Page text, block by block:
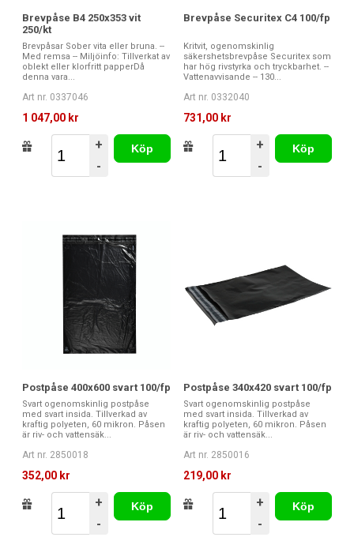
Brevpåse B4 250x353 vit
250/kt
Brevpåsar Sober vita eller bruna. --
Med remsa -- Miljöinfo: Tillverkat av
oblekt eller klorfritt papperDå
denna vara...
Art nr. 0337046
1 047,00 kr
+
-
Köp
Brevpåse Securitex C4 100/fp
Kritvit, ogenomskinlig
säkershetsbrevpåse Securitex som
har hög rivstyrka och tryckbarhet. --
Vattenavvisande -- 130...
Art nr. 0332040
731,00 kr
+
-
Köp
Postpåse 400x600 svart 100/fp
Svart ogenomskinlig postpåse
med svart insida. Tillverkad av
kraftig polyeten, 60 mikron. Påsen
är riv- och vattensäk...
Art nr. 2850018
352,00 kr
+
-
Köp
Postpåse 340x420 svart 100/fp
Svart ogenomskinlig postpåse
med svart insida. Tillverkad av
kraftig polyeten, 60 mikron. Påsen
är riv- och vattensäk...
Art nr. 2850016
219,00 kr
+
-
Köp